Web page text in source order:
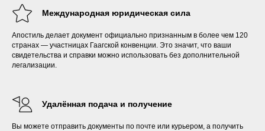
Международная юридическая сила
Апостиль делает документ официально признанным в более чем 120
странах — участницах Гаагской конвенции. Это значит, что ваши
свидетельства и справки можно использовать без дополнительной
легализации.
Удалённая подача и получение
Вы можете отправить документы по почте или курьером, а получить